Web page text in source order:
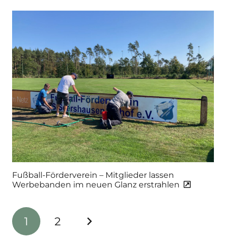
Fußball-Förderverein – Mitglieder lassen
Werbebanden im neuen Glanz erstrahlen
1 2